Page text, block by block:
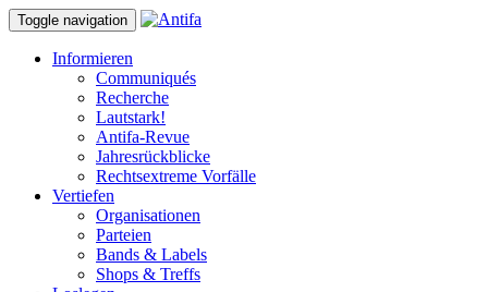
Toggle navigation
Informieren
Communiqués
Recherche
Lautstark!
Antifa-Revue
Jahresrückblicke
Rechtsextreme Vorfälle
Vertiefen
Organisationen
Parteien
Bands & Labels
Shops & Treffs